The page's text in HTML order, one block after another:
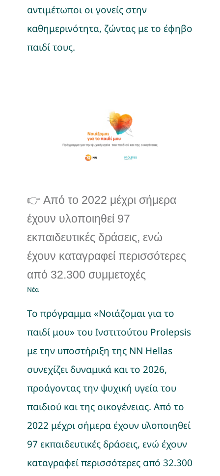
αντιμέτωποι οι γονείς στην
καθημερινότητα, ζώντας με το έφηβο
παιδί τους.
σήμερα έχουν υλοποιηθεί
97 εκπαιδευτικές δράσεις,
ενώ έχουν καταγραφεί
περισσότερες από 32.300
👉 Από το 2022 μέχρι σήμερα
έχουν υλοποιηθεί 97
εκπαιδευτικές δράσεις, ενώ
έχουν καταγραφεί περισσότερες
από 32.300 συμμετοχές
Νέα
Το πρόγραμμα «Νοιάζομαι για το
παιδί μου» του Ινστιτούτου Prolepsis
με την υποστήριξη της NN Hellas
συνεχίζει δυναμικά και το 2026,
προάγοντας την ψυχική υγεία του
παιδιού και της οικογένειας. Από το
2022 μέχρι σήμερα έχουν υλοποιηθεί
97 εκπαιδευτικές δράσεις, ενώ έχουν
καταγραφεί περισσότερες από 32.300